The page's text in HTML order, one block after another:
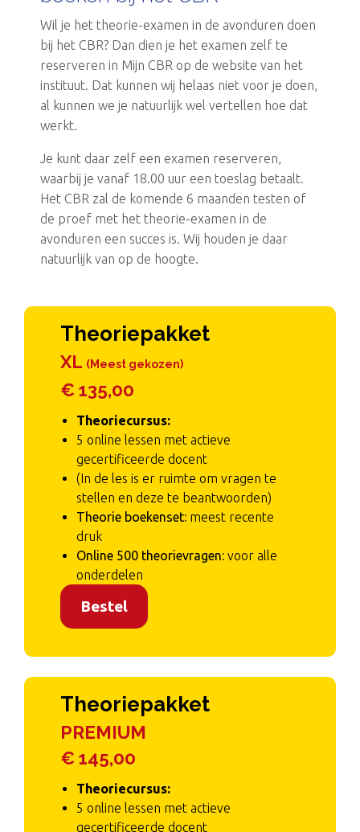
Wil je het theorie-examen in de avonduren doen
bij het CBR? Dan dien je het examen zelf te
reserveren in Mijn CBR op de website van het
instituut. Dat kunnen wij helaas niet voor je doen,
al kunnen we je natuurlijk wel vertellen hoe dat
werkt.
Je kunt daar zelf een examen reserveren,
waarbij je vanaf 18.00 uur een toeslag betaalt.
Het CBR zal de komende 6 maanden testen of
de proef met het theorie-examen in de
avonduren een succes is. Wij houden je daar
natuurlijk van op de hoogte.
Theoriepakket
XL (Meest gekozen)
€ 135,00
Theoriecursus:
5 online lessen met actieve
gecertificeerde docent
(In de les is er ruimte om vragen te
stellen en deze te beantwoorden)
Theorie boekenset: meest recente
druk
Online 500 theorievragen: voor alle
onderdelen
Bestel
Theoriepakket
PREMIUM
€ 145,00
Theoriecursus:
5 online lessen met actieve
gecertificeerde docent